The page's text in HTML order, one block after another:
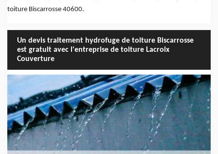
toiture Biscarrosse 40600.
Un devis traitement hydrofuge de toiture Biscarrosse
est gratuit avec l'entreprise de toiture Lacroix
Couverture